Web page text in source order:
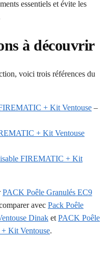
essentiels et évite les
à découvrir
voici trois références du
+ Kit Ventouse –
+ Kit Ventouse
FIREMATIC + Kit
PACK Poêle Granulés EC9
avec Pack Poêle
Dinak et PACK Poêle
Kit Ventouse.